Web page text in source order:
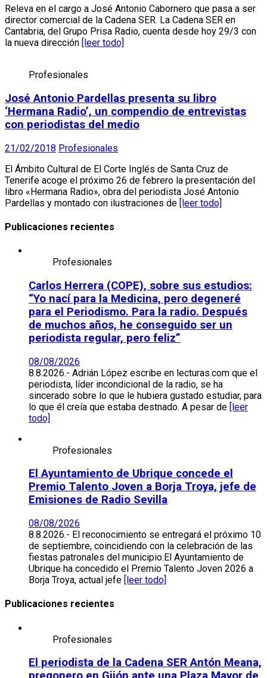
Releva en el cargo a José Antonio Cabornero que pasa a ser
director comercial de la Cadena SER. La Cadena SER en
Cantabria, del Grupo Prisa Radio, cuenta desde hoy 29/3 con
la nueva dirección [leer todo]
Profesionales
José Antonio Pardellas presenta su libro
‘Hermana Radio’, un compendio de entrevistas
con periodistas del medio
21/02/2018 Profesionales
El Ámbito Cultural de El Corte Inglés de Santa Cruz de
Tenerife acoge el próximo 26 de febrero la presentación del
libro «Hermana Radio», obra del periodista José Antonio
Pardellas y montado con ilustraciones de [leer todo]
Publicaciones recientes
Profesionales
Carlos Herrera (COPE), sobre sus estudios:
“Yo nací para la Medicina, pero degeneré
para el Periodismo. Para la radio. Después
de muchos años, he conseguido ser un
periodista regular, pero feliz”
08/08/2026
8.8.2026.- Adrián López escribe en lecturas.com que el
periodista, líder incondicional de la radio, se ha
sincerado sobre lo que le hubiera gustado estudiar, para
lo que él creía que estaba destnado. A pesar de [leer
todo]
Profesionales
El Ayuntamiento de Ubrique concede el
Premio Talento Joven a Borja Troya, jefe de
Emisiones de Radio Sevilla
08/08/2026
8.8.2026.- El reconocimiento se entregará el próximo 10
de septiembre, coincidiendo con la celebración de las
fiestas patronales del municipio.El Ayuntamiento de
Ubrique ha concedido el Premio Talento Joven 2026 a
Borja Troya, actual jefe [leer todo]
Publicaciones recientes
Profesionales
El periodista de la Cadena SER Antón Meana,